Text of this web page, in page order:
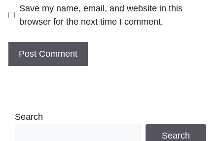
Website
Save my name, email, and website in this
browser for the next time I comment.
Search
Search